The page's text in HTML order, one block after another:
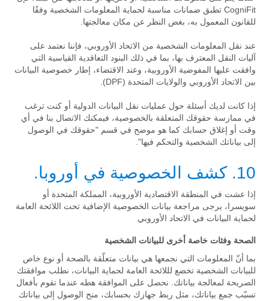
CogniFit تطبق ضمانات مناسبة لحماية المعلومات الشخصية وفقًا
للقانون المعمول به، بغض النظر عن مكان معالجتها.
عند نقل المعلومات الشخصية من الاتحاد الأوروبي، فإننا نعتمد على
آليات النقل المعترف بها، بما في ذلك البنود التعاقدية القياسية التي
وافقت عليها المفوضية الأوروبية، وعند الاقتضاء، إطار خصوصية البيانات
بين الاتحاد الأوروبي والولايات المتحدة (DPF).
إذا كانت لديك أسئلة حول عمليات نقل البيانات الدولية أو كنت ترغب
في ممارسة حقوقك المتعلقة بالخصوصية، فيمكنك الاتصال بنا في أي
وقت أو إغلاق حسابك كما هو موضح في قسم "حقوقك في الوصول
إلى بياناتك الشخصية والتحكم فيها".
10. كشف الخصوصية في أوروبا.
إذا عشت في المنطقة الاقتصادية الأوروبية، المملكة المتحدة أو
سويسرا، يرجى مراجعة بيانات الخصوصية الإضافية تحت اللائحة العامة
لحماية البيانات في الاتحاد الأوروبي
الصحة وفئات خاصة أخرى للبيانات الشخصية
بما أنّ المعلومات التي نجمعها هي بيانات متعلّقة بالصحة أو نوع خاص
للبيانات الشخصية تخضع لللائحة العامة لحماية البيانات، نطلب موافقتك
الصريحة لمعالجة بياناتك. نحصل على الموافقة هطه عندما تقوم بأفعال
تسبّب جمع بياناتك، مثل ربط جهازك بحسابك، منح الوصول إلى بياناتك